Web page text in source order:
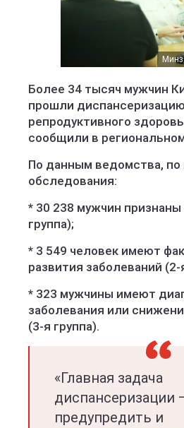
Более 34 тысяч мужчин
прошли
репродуктивного
сообщили в
По данным ведомства, по
обследования:
* 30 238 мужчин
группа);
* 3 549 человек имеют
развития заболеваний (2-
* 323 мужчины имеют
заболевания или
(3-я группа).
«Главная задача
диспансеризации
предупредить и